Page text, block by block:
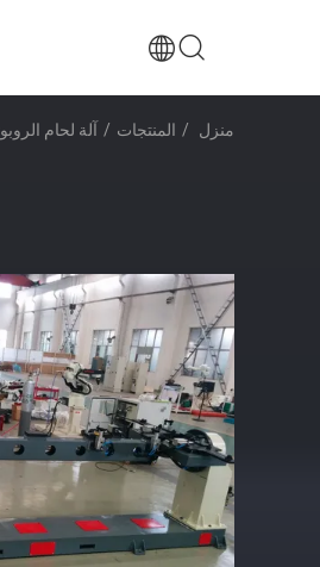
منزل / المنتجات / آلة لحام